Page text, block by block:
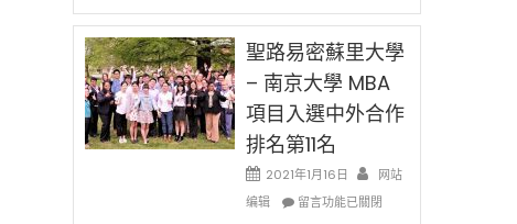
师
免
费
英
文
写
作
课!
只
办
去
的
兩
年
里
國
際
留
學
生
聖路易密蘇里大學
– 南京大學 MBA
項目入選中外合作
排名第11名
2021年1月16日
网站
编辑
在
留言功能已關閉